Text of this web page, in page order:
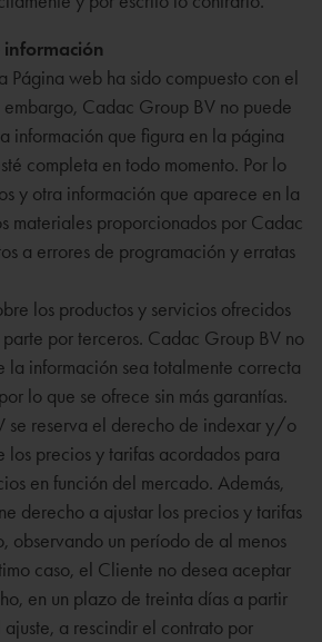
información
Página web ha sido compuesto con el
Cadac Group BV no puede
información que figura en la página
completa en todo momento. Por lo
y otra información que aparece en la
materiales proporcionados por Cadac
a errores de programación y erratas
los productos y servicios ofrecidos
por terceros. Cadac Group BV no
la información sea totalmente correcta
lo que se ofrece sin más garantías.
se reserva el derecho de indexar y/o
los precios y tarifas acordados para
en función del mercado. Además,
derecho a ajustar los precios y tarifas
observando un período de al menos
caso, el Cliente no desea aceptar
en un plazo de treinta días a partir
a rescindir el contrato por